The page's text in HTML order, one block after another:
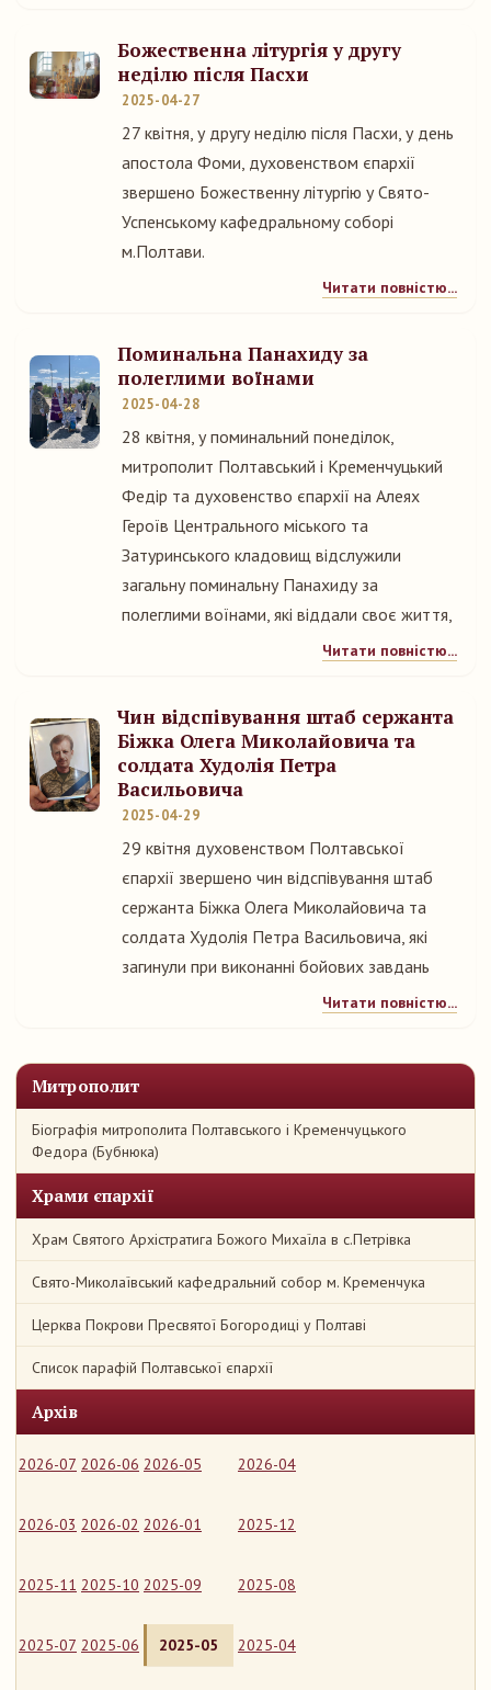
Митрополит
Біографія митрополита Полтавського і Кременчуцького
Федора (Бубнюка)
Храми єпархії
Храм Святого Архістратига Божого Михаїла в с.Петрівка
Свято-Миколаївський кафедральний собор м. Кременчука
Церква Покрови Пресвятої Богородиці у Полтаві
Список парафій Полтавської єпархії
Архів
2026-07 2026-06 2026-05 2026-04
2026-03 2026-02 2026-01 2025-12
2025-11 2025-10 2025-09 2025-08
2025-07 2025-06 2025-05 2025-04
Божественна літургія у другу
неділю після Пасхи
2025-04-27
27 квітня, у другу неділю після Пасхи, у день
апостола Фоми, духовенством єпархії
звершено Божественну літургію у Свято-
Успенському кафедральному соборі
м.Полтави.
Читати повністю...
Поминальна Панахиду за
полеглими воїнами
2025-04-28
28 квітня, у поминальний понеділок,
митрополит Полтавський і Кременчуцький
Федір та духовенство єпархії на Алеях
Героїв Центрального міського та
Затуринського кладовищ відслужили
загальну поминальну Панахиду за
полеглими воїнами, які віддали своє життя,
Читати повністю...
Чин відспівування штаб сержанта
Біжка Олега Миколайовича та
солдата Худолія Петра
Васильовича
2025-04-29
29 квітня духовенством Полтавської
єпархії звершено чин відспівування штаб
сержанта Біжка Олега Миколайовича та
солдата Худолія Петра Васильовича, які
загинули при виконанні бойових завдань
Читати повністю...